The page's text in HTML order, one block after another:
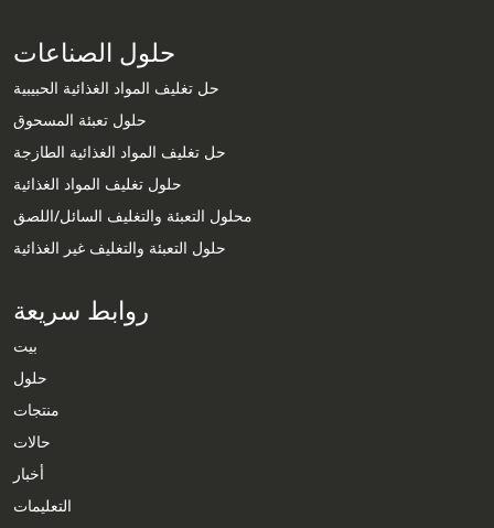
حلول الصناعات
حل تغليف المواد الغذائية الحبيبية
حلول تعبئة المسحوق
حل تغليف المواد الغذائية الطازجة
حلول تغليف المواد الغذائية
محلول التعبئة والتغليف السائل/اللصق
حلول التعبئة والتغليف غير الغذائية
روابط سريعة
بيت
حلول
منتجات
حالات
أخبار
التعليمات